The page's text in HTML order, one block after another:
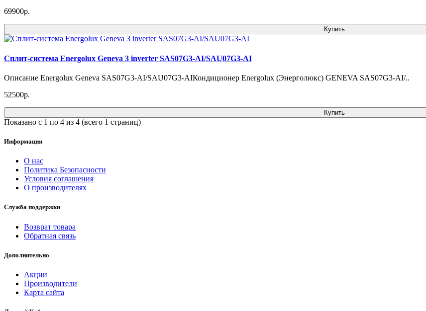
69900р.
Купить
Сплит-система Energolux Geneva 3 inverter SAS07G3-AI/SAU07G3-AI
Описание Energolux Geneva SAS07G3-AI/SAU07G3-AIКондиционер Energolux (Энерголюкс) GENEVA SAS07G3-AI/..
52500р.
Купить
Показано с 1 по 4 из 4 (всего 1 страниц)
Информация
О нас
Политика Безопасности
Условия соглашения
О производителях
Служба поддержки
Возврат товара
Обратная связь
Дополнительно
Акции
Производители
Карта сайта